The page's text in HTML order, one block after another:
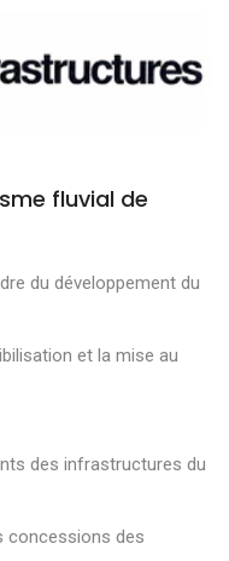
fluvial de
du développement du
et la mise au
des infrastructures du
concessions des